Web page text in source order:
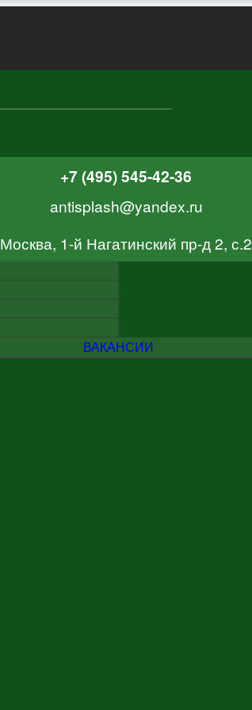
+7 (495) 545-42-36
antisplash@yandex.ru
Москва, 1-й Нагатинский пр-д 2, с.2
ВАКАНСИИ